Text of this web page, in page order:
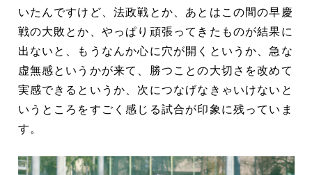
いたんですけど、法政戦とか、あとはこの間の早慶
戦の大敗とか、やっぱり頑張ってきたものが結果に
出ないと、もうなんか心に穴が開くというか、急な
虚無感というかが来て、勝つことの大切さを改めて
実感できるというか、次につなげなきゃいけないと
いうところをすごく感じる試合が印象に残っていま
す。